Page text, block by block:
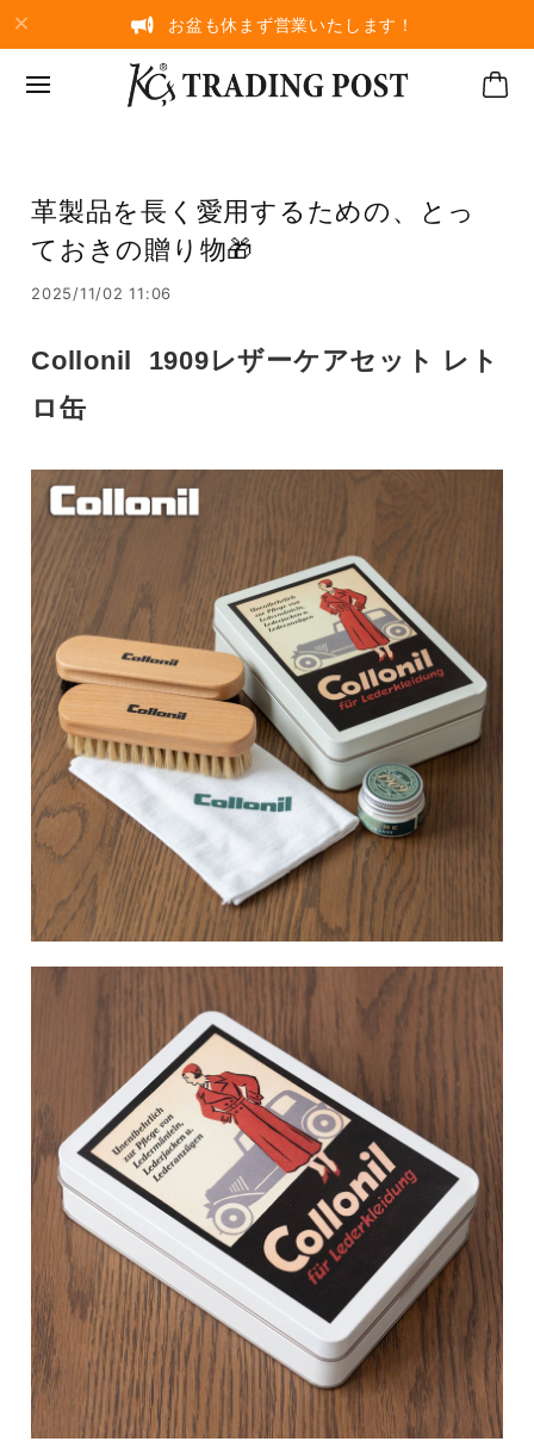
お盆も休まず営業いたします！
革製品を長く愛用するための、とっ
ておきの贈り物🎁
2025/11/02 11:06
Collonil 1909レザーケアセット レト
ロ缶